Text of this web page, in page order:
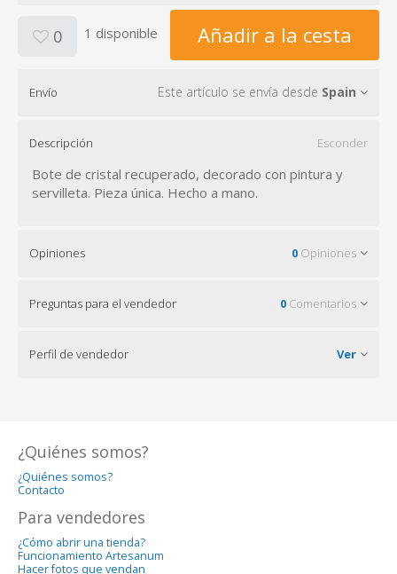
0 1 disponible Añadir a la cesta
Envío Este artículo se envía desde Spain
Descripción Esconder
Bote de cristal recuperado, decorado con pintura y
servilleta. Pieza única. Hecho a mano.
Opiniones 0 Opiniones
Preguntas para el vendedor 0 Comentarios
Perfil de vendedor Ver
¿Quiénes somos?
¿Quiénes somos?
Contacto
Para vendedores
¿Cómo abrir una tienda?
Funcionamiento Artesanum
Hacer fotos que vendan